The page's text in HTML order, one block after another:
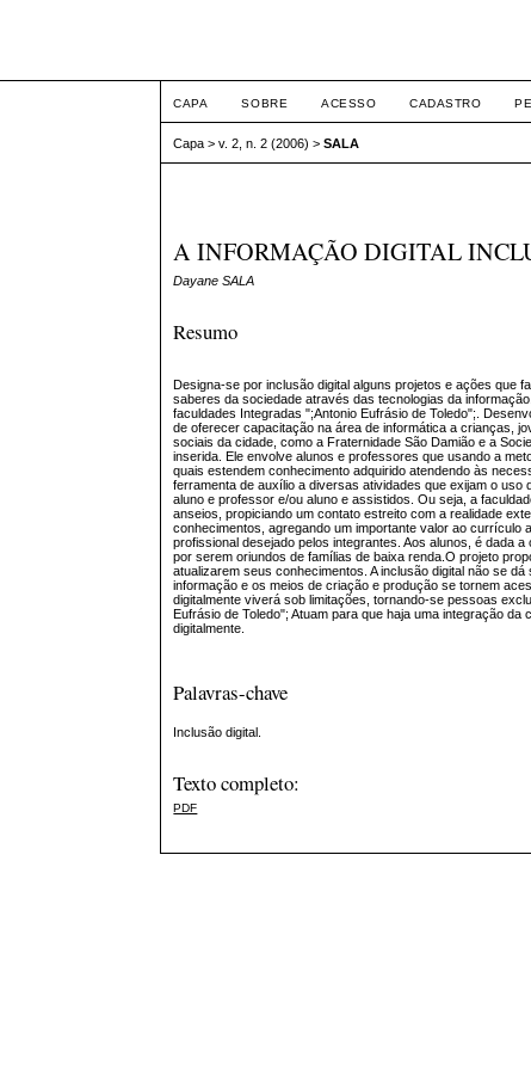
CAPA SOBRE ACESSO CADASTRO
Capa >v. 2, n. 2 (2006) >SALA
A INFORMAÇÃO DIGITAL
Dayane SALA
Resumo
Designa-se por inclusão digital alguns projetos e ações que
saberes da sociedade através das tecnologias da
faculdades Integradas ";Antonio Eufrásio de Toledo";.
de oferecer capacitação na área de informática a crianças,
sociais da cidade, como a Fraternidade São Damião e a
inserida. Ele envolve alunos e professores que usando a
quais estendem conhecimento adquirido atendendo às
ferramenta de auxílio a diversas atividades que exijam o
aluno e professor e/ou aluno e assistidos. Ou seja, a
anseios, propiciando um contato estreito com a realidade
conhecimentos, agregando um importante valor ao currículo
profissional desejado pelos integrantes. Aos alunos, é dada
por serem oriundos de famílias de baixa renda.O projeto
atualizarem seus conhecimentos. A inclusão digital não se
informação e os meios de criação e produção se tornem
digitalmente viverá sob limitações, tornando-se pessoas
Eufrásio de Toledo"; Atuam para que haja uma integração
digitalmente.
Palavras-chave
Inclusão digital.
Texto completo:
PDF